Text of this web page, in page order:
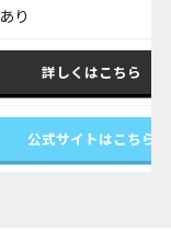
あり
詳しくはこちら
公式サイトはこちら